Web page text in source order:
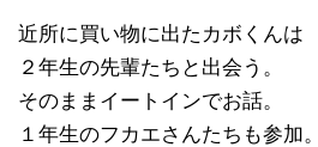
近所に買い物に出たカボくんは
２年生の先輩たちと出会う。
そのままイートインでお話。
１年生のフカエさんたちも参加。